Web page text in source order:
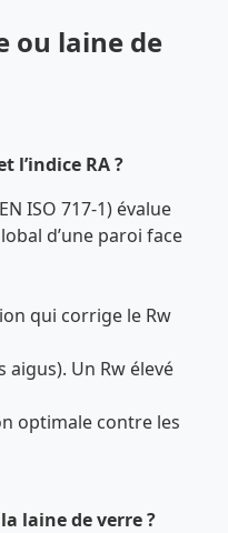
ou laine de
l’indice RA ?
ISO 717-1) évalue
d’une paroi face
qui corrige le Rw
Un Rw élevé
optimale contre les
laine de verre ?